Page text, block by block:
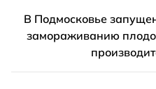
В Подмосковье
замораживанию